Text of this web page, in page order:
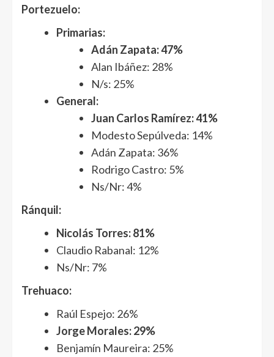
Portezuelo:
Primarias:
Adán Zapata: 47%
Alan Ibáñez: 28%
N/s: 25%
General:
Juan Carlos Ramírez: 41%
Modesto Sepúlveda: 14%
Adán Zapata: 36%
Rodrigo Castro: 5%
Ns/Nr: 4%
Ránquil:
Nicolás Torres: 81%
Claudio Rabanal: 12%
Ns/Nr: 7%
Trehuaco:
Raúl Espejo: 26%
Jorge Morales: 29%
Benjamín Maureira: 25%